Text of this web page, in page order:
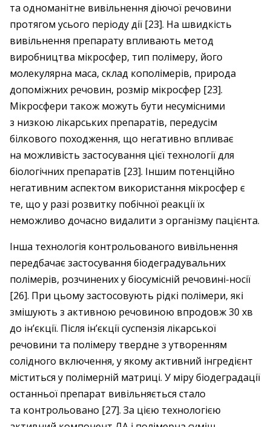
та одноманітне вивільнення діючої речовини
протягом усього періоду дії [23]. На швидкість
вивільнення препарату впливають метод
виробництва мікросфер, тип полімеру, його
молекулярна маса, склад кополімерів, природа
допоміжних речовин, розмір мікросфер [23].
Мікросфери також можуть бути несумісними
з низкою лікарських препаратів, передусім
білкового походження, що негативно впливає
на можливість застосування цієї технології для
біологічних препаратів [23]. Іншим потенційно
негативним аспектом використання мікросфер є
те, що у разі розвитку побічної реакції їх
неможливо дочасно видалити з організму пацієнта.
Інша технологія контрольованого вивільнення
передбачає застосування біодеградувальних
полімерів, розчинених у біосумісній речовині-носії
[26]. При цьому застосовують рідкі полімери, які
змішують з активною речовиною впродовж 30 хв
до ін’єкції. Після ін’єкції суспензія лікарської
речовини та полімеру твердне з утворенням
солідного включення, у якому активний інгредієнт
міститься у полімерній матриці. У міру біодеградації
останньої препарат вивільняється стало
та контрольовано [27]. За цією технологією